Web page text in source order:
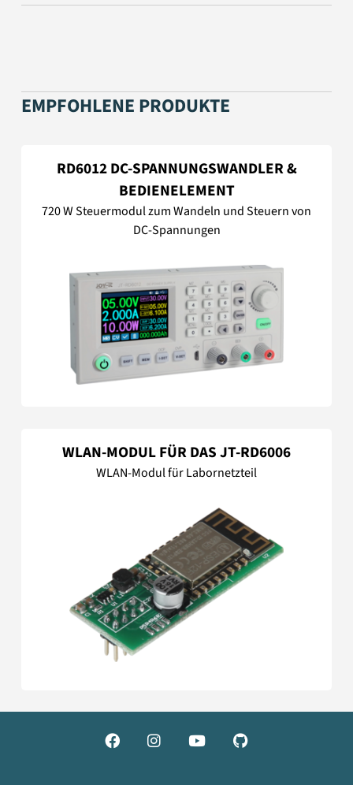
EMPFOHLENE PRODUKTE
RD6012 DC-SPANNUNGSWANDLER &
BEDIENELEMENT
720 W Steuermodul zum Wandeln und Steuern von
DC-Spannungen
WLAN-MODUL FÜR DAS JT-RD6006
WLAN-Modul für Labornetzteil
   